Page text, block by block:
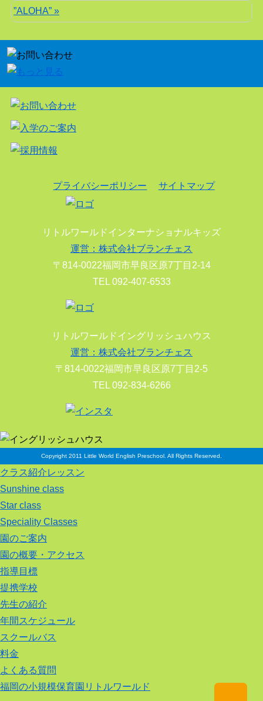
”ALOHA” »
プライバシーポリシー サイトマップ
リトルワールドインターナショナルキッズ
運営：株式会社ブランチェス
〒814-0022福岡市早良区原7丁目2-14
TEL 092-407-6533
リトルワールドイングリッシュハウス
運営：株式会社ブランチェス
〒814-0022福岡市早良区原7丁目2-5
TEL 092-834-6266
Copyright 2011 Little World English Preschool. All Rights Reserved.
クラス紹介レッスン
Sunshine class
Star class
Speciality Classes
園のご案内
園の概要・アクセス
指導目標
提携学校
先生の紹介
年間スケジュール
スクールバス
料金
よくある質問
福岡の小規模保育園リトルワールド